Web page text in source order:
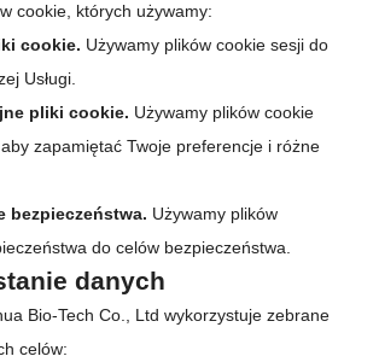
cookie, których używamy:
cookie. Używamy plików cookie sesji do
Usługi.
pliki cookie. Używamy plików cookie
zapamiętać Twoje preferencje i różne
bezpieczeństwa. Używamy plików
do celów bezpieczeństwa.
danych
Bio-Tech Co., Ltd wykorzystuje zebrane
celów: